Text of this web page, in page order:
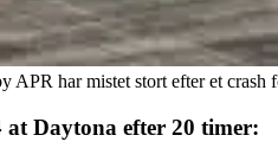
APR har mistet stort efter et
at Daytona efter 20 timer: